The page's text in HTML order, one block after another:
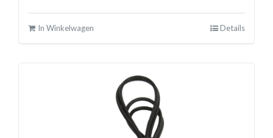
In Winkelwagen Details